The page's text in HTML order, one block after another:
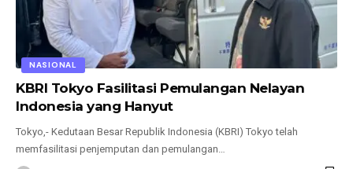
NASIONAL
KBRI Tokyo Fasilitasi Pemulangan Nelayan
Indonesia yang Hanyut
Tokyo,- Kedutaan Besar Republik Indonesia (KBRI) Tokyo telah
memfasilitasi penjemputan dan pemulangan…